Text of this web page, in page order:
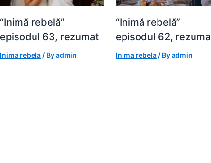
“Inimă rebelă”
episodul 63, rezumat
Inima rebela / Byadmin
“Inimă rebelă”
episodul 62,
Inima rebela / Byadmin